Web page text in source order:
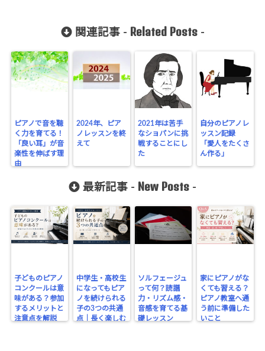
関連記事 - Related Posts-
ピアノで音を聴
く力を育てる！
「良い耳」が音
楽性を伸ばす理
由
2024年、ピア
ノレッスンを終
えて
2021年は苦手
なショパンに挑
戦することにし
た
自分のピアノレ
ッスン記録
「愛人をたくさ
ん作る」
最新記事 - New Posts -
子どものピアノ
コンクールは意
味がある？参加
するメリットと
注意点を解説
中学生・高校生
になってもピア
ノを続けられる
子の3つの共通
点｜長く楽しむ
ソルフェージュ
って何？読譜
力・リズム感・
音感を育てる基
礎レッスン
家にピアノがな
くても習える？
ピアノ教室へ通
う前に準備した
いこと